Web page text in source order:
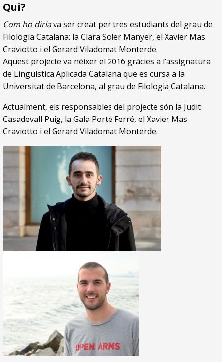
Qui?
Com ho diriava ser creat per tres estudiants del grau de
Filologia Catalana: la Clara Soler Manyer, el Xavier Mas
Craviotto i el Gerard Viladomat Monterde.
Aquest projecte va néixer el 2016 gràcies a l’assignatura
de Lingüística Aplicada Catalana que es cursa a la
Universitat de Barcelona, al grau de Filologia Catalana.
Actualment, els responsables del projecte són la Judit
Casadevall Puig, la Gala Porté Ferré, el Xavier Mas
Craviotto i el Gerard Viladomat Monterde.